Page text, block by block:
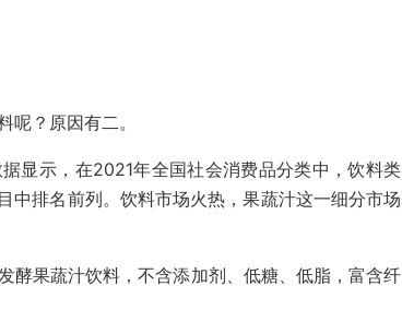
？原因有二。
显示，在2021年全国社会消费品分类中，饮料类
中排名前列。饮料市场火热，果蔬汁这一细分市场
酵果蔬汁饮料，不含添加剂、低糖、低脂，富含纤